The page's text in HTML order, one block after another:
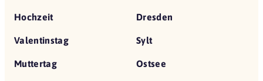
Hochzeit
Valentinstag
Muttertag
Dresden
Sylt
Ostsee